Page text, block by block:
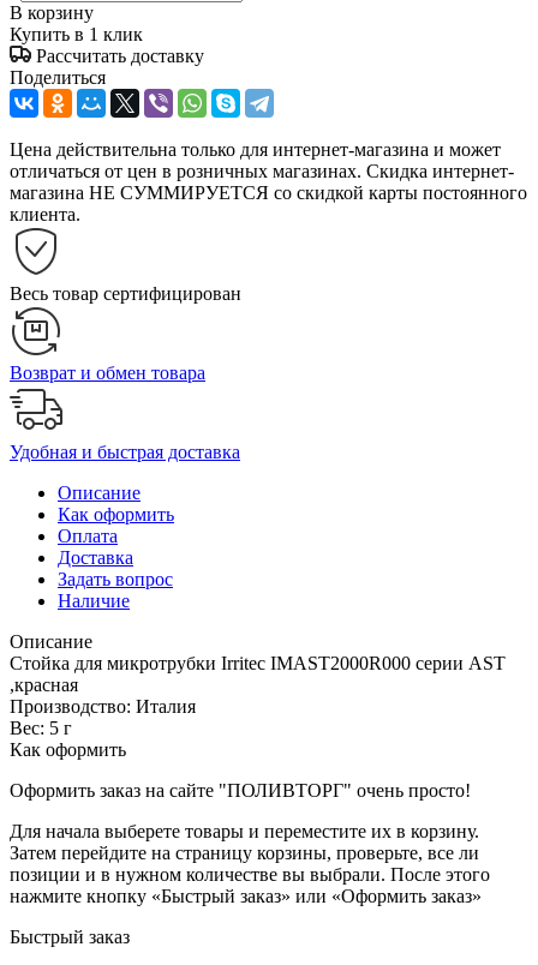
В корзину
Купить в 1 клик
Рассчитать доставку
Поделиться
Цена действительна только для интернет-магазина и может
отличаться от цен в розничных магазинах. Скидка интернет-
магазина НЕ СУММИРУЕТСЯ со скидкой карты постоянного
клиента.
Весь товар сертифицирован
Возврат и обмен товара
Удобная и быстрая доставка
Описание
Как оформить
Оплата
Доставка
Задать вопрос
Наличие
Описание
Стойка для микротрубки Irritec IMAST2000R000 серии AST
,красная
Производство: Италия
Вес: 5 г
Как оформить
Оформить заказ на сайте "ПОЛИВТОРГ" очень просто!
Для начала выберете товары и переместите их в корзину.
Затем перейдите на страницу корзины, проверьте, все ли
позиции и в нужном количестве вы выбрали. После этого
нажмите кнопку «Быстрый заказ» или «Оформить заказ»
Быстрый заказ